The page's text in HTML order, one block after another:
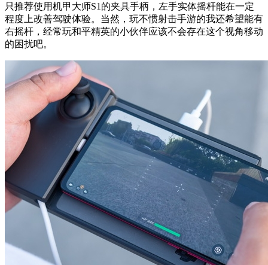
只推荐使用机甲大师S1的夹具手柄，左手实体摇杆能在一定
程度上改善驾驶体验。当然，玩不惯射击手游的我还希望能有
右摇杆，经常玩和平精英的小伙伴应该不会存在这个视角移动
的困扰吧。